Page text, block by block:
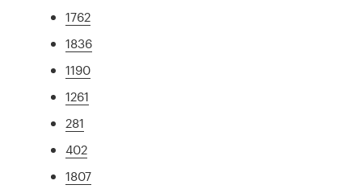
1762
1836
1190
1261
281
402
1807